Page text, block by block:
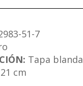
51-7
Tapa blanda
cm